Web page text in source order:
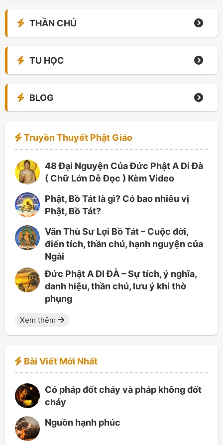
THẦN CHÚ
TU HỌC
BLOG
Truyền Thuyết Phật Giáo
48 Đại Nguyện Của Đức Phật A Di Đà
( Chữ Lớn Dễ Đọc ) Kèm Video
Phật, Bồ Tát là gì? Có bao nhiêu vị
Phật, Bồ Tát?
Văn Thù Sư Lợi Bồ Tát – Cuộc đời,
điển tích, thần chú, hạnh nguyện của
Ngài
Đức Phật A DI ĐÀ – Sự tích, ý nghĩa,
danh hiệu, thần chú, lưu ý khi thờ
phụng
Xem thêm
Bài Viết Mới Nhất
Có pháp đốt cháy và pháp không đốt
cháy
Nguồn hạnh phúc